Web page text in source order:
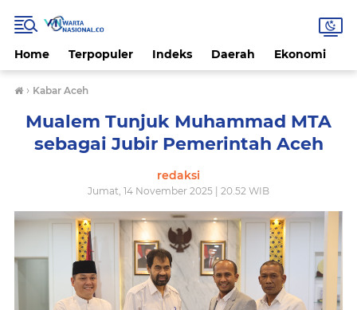
Home Terpopuler Indeks Daerah Ekonomi
› Kabar Aceh
Mualem Tunjuk Muhammad MTA
sebagai Jubir Pemerintah Aceh
redaksi
Jumat, 14 November 2025 | 20.52 WIB